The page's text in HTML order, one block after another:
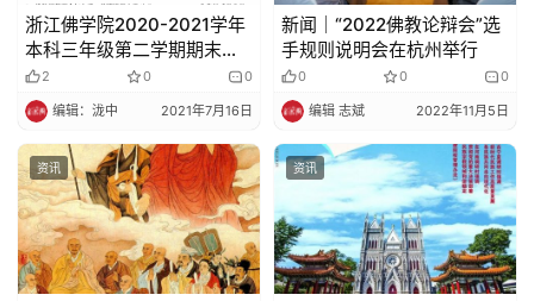
浙江佛学院2020-2021学年
本科三年级第二学期期末考
2 0 0
编辑：泷中 2021年7月16日
新闻｜“2022佛教论辩会”选
手规则说明会在杭州举行
0 0 0
编辑 志斌 2022年11月5日
资讯 资讯